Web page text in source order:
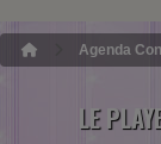
Agenda
LE